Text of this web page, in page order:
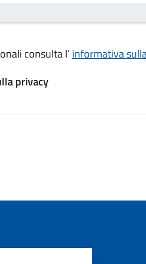
consulta l’ informativa
privacy